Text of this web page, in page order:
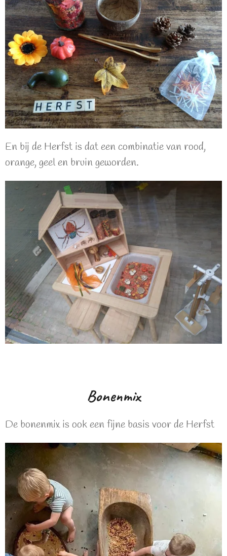
En bij de Herfst is dat een combinatie van rood,
orange, geel en bruin geworden.
Bonenmix
De bonenmix is ook een fijne basis voor de Herfst